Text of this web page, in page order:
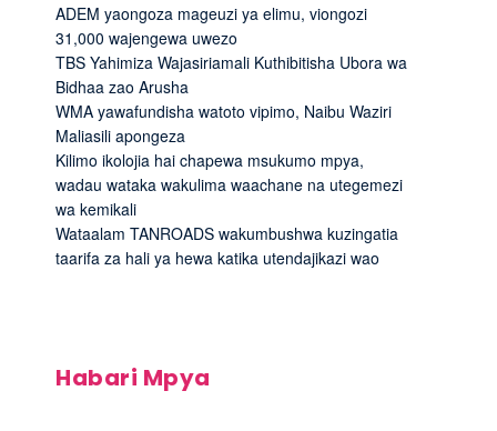
ADEM yaongoza mageuzi ya elimu, viongozi
31,000 wajengewa uwezo
TBS Yahimiza Wajasiriamali Kuthibitisha Ubora wa
Bidhaa zao Arusha
WMA yawafundisha watoto vipimo, Naibu Waziri
Maliasili apongeza
Kilimo ikolojia hai chapewa msukumo mpya,
wadau wataka wakulima waachane na utegemezi
wa kemikali
Wataalam TANROADS wakumbushwa kuzingatia
taarifa za hali ya hewa katika utendajikazi wao
Habari Mpya